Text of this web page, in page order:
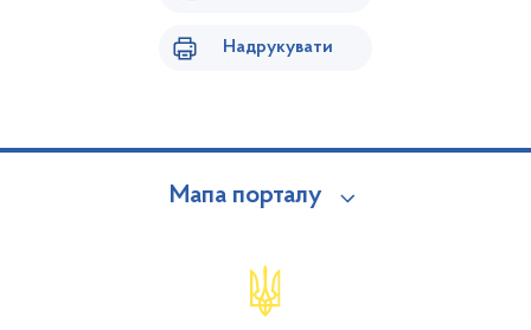
Надрукувати
Мапа порталу